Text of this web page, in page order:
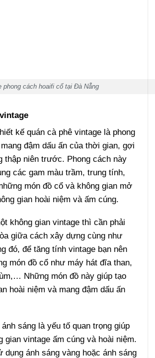
phong cách hoaifi cổ tại Đà Nẵng
kế quán cà phê vintage là phong
đậm dấu ấn của thời gian, gợi
thập niên trước. Phong cách này
các gam màu trầm, trung tính,
món đồ cổ và không gian mở
gian hoài niệm và ấm cúng.
không gian vintage thì cần phải
giữa cách xây dựng cùng như
đó, để tăng tính vintage bạn nên
món đồ cổ như máy hát đĩa than,
Những món đồ này giúp tạo
hoài niệm và mang đậm dấu ấn
sáng là yếu tố quan trọng giúp
gian vintage ấm cúng và hoài niệm.
dụng ánh sáng vàng hoặc ánh sáng